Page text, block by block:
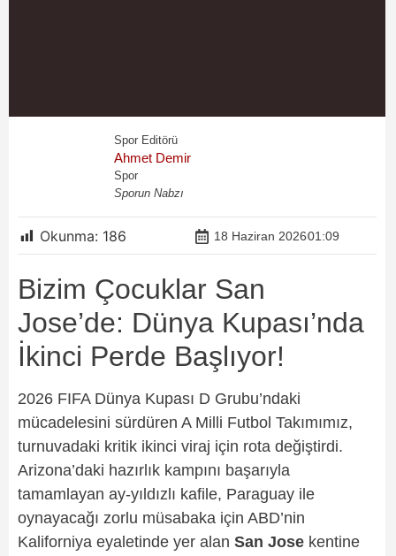
Spor Editörü
Ahmet Demir
Spor
Sporun Nabzı
Okunma: 186 18 Haziran 202601:09
Bizim Çocuklar San
Jose’de: Dünya Kupası’nda
İkinci Perde Başlıyor!
2026 FIFA Dünya Kupası D Grubu’ndaki
mücadelesini sürdüren A Milli Futbol Takımımız,
turnuvadaki kritik ikinci viraj için rota değiştirdi.
Arizona’daki hazırlık kampını başarıyla
tamamlayan ay-yıldızlı kafile, Paraguay ile
oynayacağı zorlu müsabaka için ABD’nin
Kaliforniya eyaletinde yer alan San Jose kentine